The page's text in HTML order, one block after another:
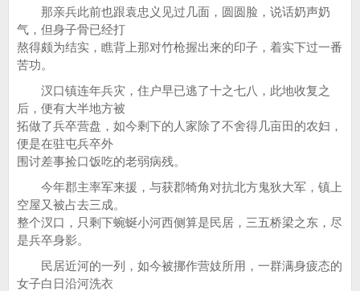
那亲兵此前也跟袁忠义见过几面，圆圆脸，说话奶声奶
气，但身子骨已经打
熬得颇为结实，瞧背上那对竹枪握出来的印子，着实下过一番
苦功。
汊口镇连年兵灾，住户早已逃了十之七八，此地收复之
后，便有大半地方被
拓做了兵卒营盘，如今剩下的人家除了不舍得几亩田的农妇，
便是在驻屯兵卒外
围讨差事捡口饭吃的老弱病残。
今年郡主率军来援，与获郡犄角对抗北方鬼狄大军，镇上
空屋又被占去三成。
整个汊口，只剩下蜿蜒小河西侧算是民居，三五桥梁之东，尽
是兵卒身影。
民居近河的一列，如今被挪作营妓所用，一群满身疲态的
女子白日沿河洗衣